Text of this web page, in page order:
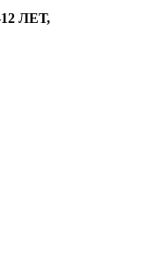
ЛЕТ,